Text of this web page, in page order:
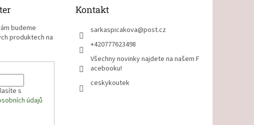
budeme
produktech na
s
údajů
Kontakt
sarkaspicakova@post.cz
+420777623498
Všechny novinky najdete na našem F
acebooku!
ceskykoutek